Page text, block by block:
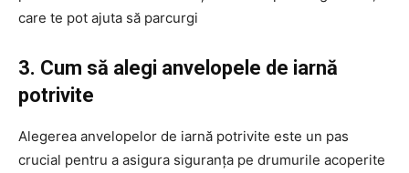
care te pot ajuta să parcurgi
3. Cum să alegi anvelopele de iarnă
potrivite
Alegerea anvelopelor de iarnă potrivite este un pas
crucial pentru a asigura siguranța pe drumurile acoperite